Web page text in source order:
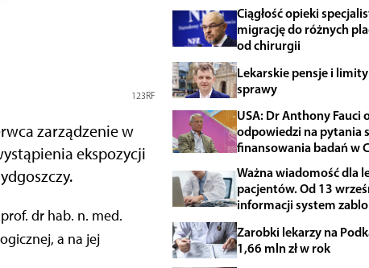
123RF
zarządzenie w
ekspozycji
a na jej
Ciągłość opieki
migrację do różnych
od chirurgii
Lekarskie pensje i
sprawy
USA: Dr Anthony Fauci
odpowiedzi na pytania
finansowania badań w
Ważna wiadomość dla
pacjentów. Od 13
informacji system
Zarobki lekarzy na
1,66 mln zł w rok